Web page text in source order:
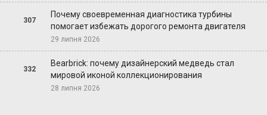
307
Почему своевременная диагностика турбины
помогает избежать дорогого ремонта двигателя
29 липня 2026
332
Bearbrick: почему дизайнерский медведь стал
мировой иконой коллекционирования
28 липня 2026